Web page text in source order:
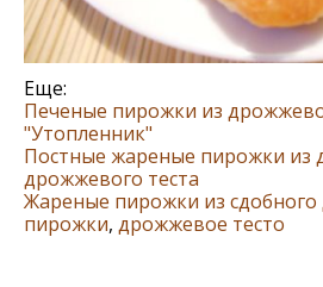
Еще:
Печеные пирожки из
"Утопленник"
Постные жареные пирожки из
дрожжевого теста
Жареные пирожки из сдобного
пирожки, дрожжевое тесто